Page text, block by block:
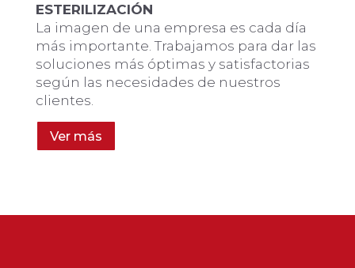
ESTERILIZACIÓN
La imagen de una empresa es cada día
más importante. Trabajamos para dar las
soluciones más óptimas y satisfactorias
según las necesidades de nuestros
clientes.
Ver más